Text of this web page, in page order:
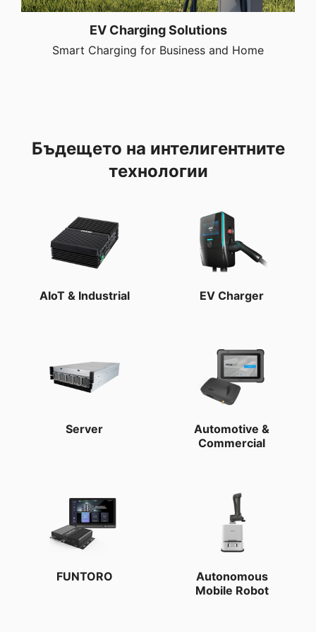
EV Charging Solutions
Smart Charging for Business and Home
Бъдещето на интелигентните
технологии
AIoT & Industrial EV Charger
Server
Automotive &
Commercial
FUNTORO
Autonomous
Mobile Robot